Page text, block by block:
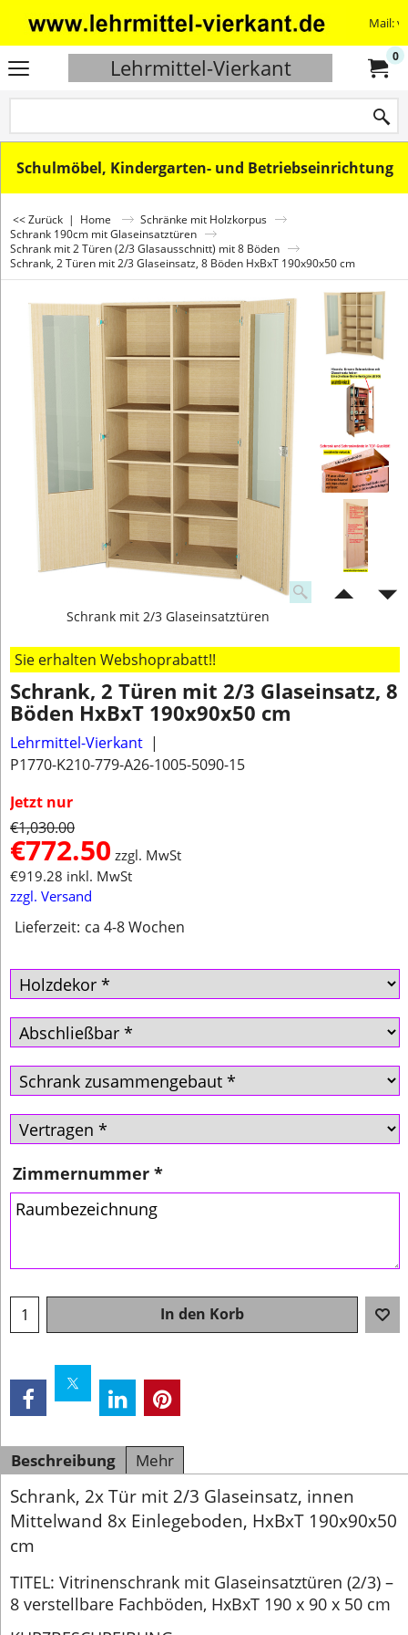
Mail:
Lehrmittel-Vierkant 0
Schulmöbel, Kindergarten- und Betriebseinrichtung
<< Zurück | Home
Schränke mit Holzkorpus
Schrank 190cm mit Glaseinsatztüren
Schrank mit 2 Türen (2/3 Glasausschnitt) mit 8 Böden
Schrank, 2 Türen mit 2/3 Glaseinsatz, 8 Böden HxBxT 190x90x50 cm
Schrank mit 2/3 Glaseinsatztüren
Sie erhalten Webshoprabatt!!
Schrank, 2 Türen mit 2/3 Glaseinsatz, 8
Böden HxBxT 190x90x50 cm
Lehrmittel-Vierkant
P1770-K210-779-A26-1005-5090-15
Jetzt nur
€1,030.00
€772.50 zzgl. MwSt
€919.28 inkl. MwSt
zzgl. Versand
Lieferzeit: ca 4-8 Wochen
Zimmernummer *
In den Korb
Beschreibung Mehr
Schrank, 2x Tür mit 2/3 Glaseinsatz, innen
Mittelwand 8x Einlegeboden, HxBxT 190x90x50
cm
TITEL: Vitrinenschrank mit Glaseinsatztüren (2/3) –
8 verstellbare Fachböden, HxBxT 190 x 90 x 50 cm